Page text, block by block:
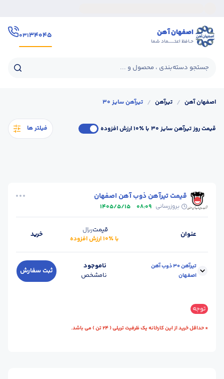
اصفهان آهن
حـافظ اعتــــــماد شما
۳۴۰۴۵۰۳۱
جستجو دسته‌بندی ، محصول و ...
اصفهان آهن / تیرآهن / تیرآهن سایز 30
فیلتر ها قیمت روز تیرآهن سایز 30 با ٪۱۰ ارزش افزوده
قیمت تیرآهن ذوب آهن اصفهان
بروزرسانی 08:09
1405/5/15
عنوان قیمتریال
با ٪۱۰ ارزش افزوده
خرید
تیرآهن 30 ذوب آهن
اصفهان
ناموجود
نامشخص
ثبت سفارش
سایز :
توجه
* حداقل خرید از این کارخانه یک ظرفیت تریلی ( 24 تن ) می باشد.